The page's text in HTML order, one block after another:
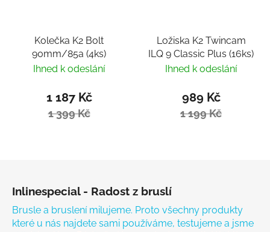
Kolečka K2 Bolt
90mm/85a (4ks)
Ihned k odeslání
1 187 Kč
1 399 Kč
Ložiska K2 Twincam
ILQ 9 Classic Plus (16ks)
Ihned k odeslání
989 Kč
1 199 Kč
Inlinespecial - Radost z bruslí
Brusle a bruslení milujeme. Proto všechny produkty
které u nás najdete sami používáme, testujeme a jsme